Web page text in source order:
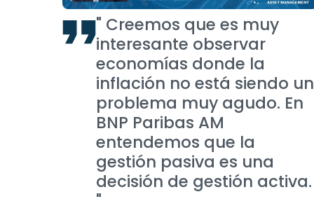
" Creemos que es muy
interesante observar
economías donde la
inflación no está siendo un
problema muy agudo. En
BNP Paribas AM
entendemos que la
gestión pasiva es una
decisión de gestión activa.
"